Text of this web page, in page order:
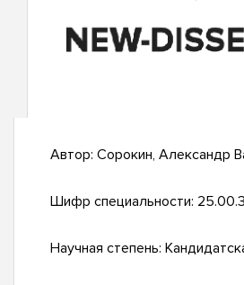
Автор: Сорокин, Александр
Шифр специальности:
Научная степень: